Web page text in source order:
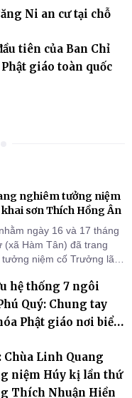
Ni an cư tại chỗ
tiên của Ban Chỉ
giáo toàn quốc
nghiêm tưởng niệm
sơn Thích Hồng Ân
ngày 16 và 17 tháng
(xã Hàm Tân) đã trang
niệm cố Trưởng lão
cùng đông đảo thiện tín
hệ thống 7 ngôi
Quý: Chung tay
Phật giáo nơi biển
Linh Quang
niệm Húy kị lần thứ
Thích Nhuận Hiền